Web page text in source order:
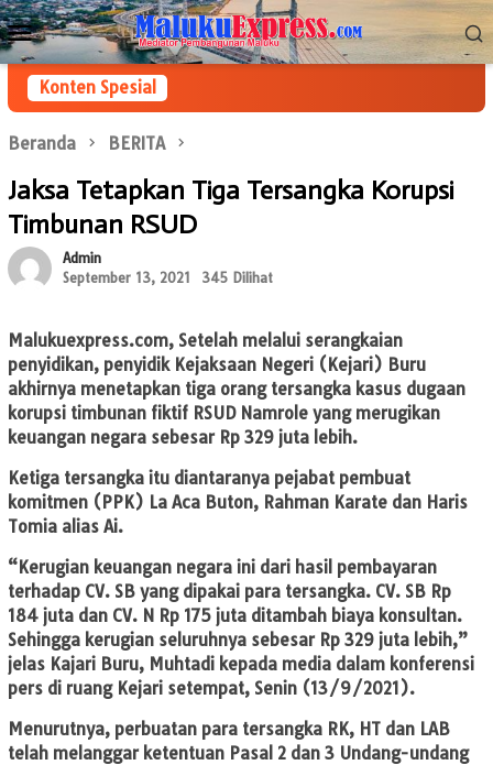
Loncat
ke
konten
Menu
Mobile
Konten Spesial
Beranda BERITA
Jaksa Tetapkan Tiga Tersangka Korupsi
Timbunan RSUD
Admin
September 13, 2021
345 Dilihat
Malukuexpress.com, Setelah melalui serangkaian
penyidikan, penyidik Kejaksaan Negeri (Kejari) Buru
akhirnya menetapkan tiga orang tersangka kasus dugaan
korupsi timbunan fiktif RSUD Namrole yang merugikan
keuangan negara sebesar Rp 329 juta lebih.
Ketiga tersangka itu diantaranya pejabat pembuat
komitmen (PPK) La Aca Buton, Rahman Karate dan Haris
Tomia alias Ai.
“Kerugian keuangan negara ini dari hasil pembayaran
terhadap CV. SB yang dipakai para tersangka. CV. SB Rp
184 juta dan CV. N Rp 175 juta ditambah biaya konsultan.
Sehingga kerugian seluruhnya sebesar Rp 329 juta lebih,”
jelas Kajari Buru, Muhtadi kepada media dalam konferensi
pers di ruang Kejari setempat, Senin (13/9/2021).
Menurutnya, perbuatan para tersangka RK, HT dan LAB
telah melanggar ketentuan Pasal 2 dan 3 Undang-undang